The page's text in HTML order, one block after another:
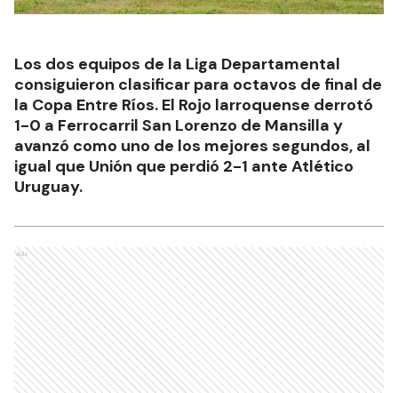
Los dos equipos de la Liga Departamental
consiguieron clasificar para octavos de final de
la Copa Entre Ríos. El Rojo larroquense derrotó
1-0 a Ferrocarril San Lorenzo de Mansilla y
avanzó como uno de los mejores segundos, al
igual que Unión que perdió 2-1 ante Atlético
Uruguay.
Ads